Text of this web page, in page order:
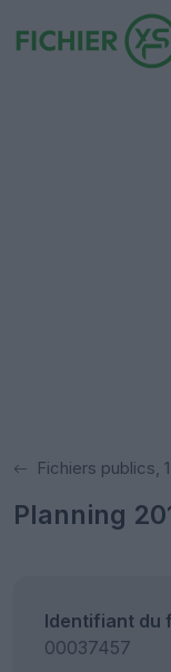
Fichiers publics,
Planning
Identifiant du
00037457